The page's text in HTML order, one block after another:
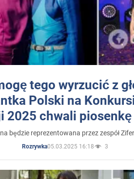
tego wyrzucić z
Polski na
2025 chwali
będzie reprezentowana przez zespół
Rozrywka05.03.2025 16:18 3